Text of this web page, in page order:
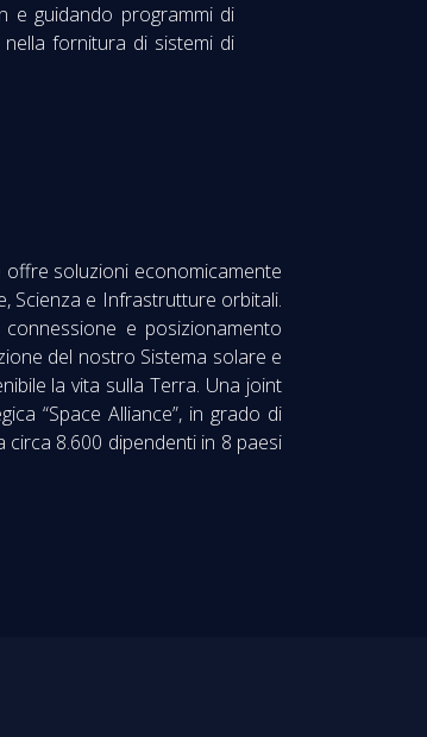
e guidando programmi di
fornitura di sistemi di
offre soluzioni economicamente
Scienza e Infrastrutture orbitali.
e posizionamento
del nostro Sistema solare e
la vita sulla Terra. Una joint
“Space Alliance”, in grado di
8.600 dipendenti in 8 paesi